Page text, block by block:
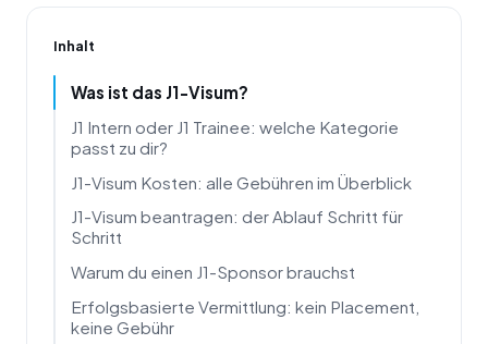
Inhalt
Was ist das J1-Visum?
J1 Intern oder J1 Trainee: welche Kategorie
passt zu dir?
J1-Visum Kosten: alle Gebühren im Überblick
J1-Visum beantragen: der Ablauf Schritt für
Schritt
Warum du einen J1-Sponsor brauchst
Erfolgsbasierte Vermittlung: kein Placement,
keine Gebühr